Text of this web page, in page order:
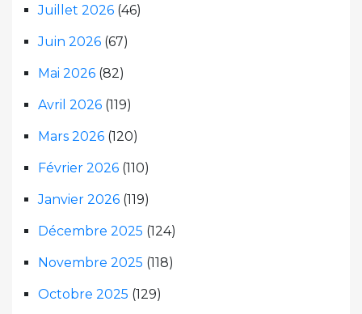
Juillet 2026 (46)
Juin 2026 (67)
Mai 2026 (82)
Avril 2026 (119)
Mars 2026 (120)
Février 2026 (110)
Janvier 2026 (119)
Décembre 2025 (124)
Novembre 2025 (118)
Octobre 2025 (129)